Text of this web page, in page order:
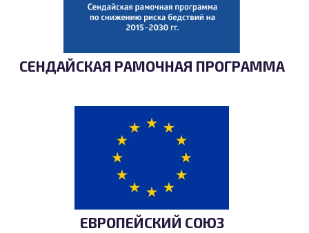
СЕНДАЙСКАЯ РАМОЧНАЯ ПРОГРАММА
ЕВРОПЕЙСКИЙ СОЮЗ